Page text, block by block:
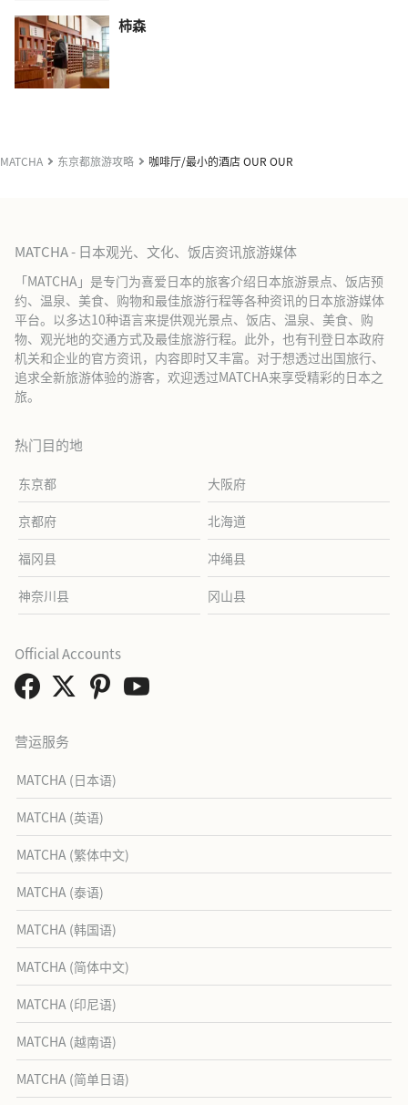
柿森
MATCHA 东京都旅游攻略 咖啡厅/最小的酒店 OUR OUR
MATCHA - 日本观光、文化、饭店资讯旅游媒体
「MATCHA」是专门为喜爱日本的旅客介绍日本旅游景点、饭店预
约、温泉、美食、购物和最佳旅游行程等各种资讯的日本旅游媒体
平台。以多达10种语言来提供观光景点、饭店、温泉、美食、购
物、观光地的交通方式及最佳旅游行程。此外，也有刊登日本政府
机关和企业的官方资讯，内容即时又丰富。对于想透过出国旅行、
追求全新旅游体验的游客，欢迎透过MATCHA来享受精彩的日本之
旅。
热门目的地
东京都 大阪府
京都府 北海道
福冈县 冲绳县
神奈川县 冈山县
营运服务
MATCHA (日本语)
MATCHA (英语)
MATCHA (繁体中文)
MATCHA (泰语)
MATCHA (韩国语)
MATCHA (简体中文)
MATCHA (印尼语)
MATCHA (越南语)
MATCHA (简单日语)
Official Accounts